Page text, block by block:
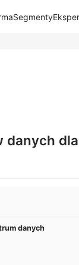
Segmenty
danych